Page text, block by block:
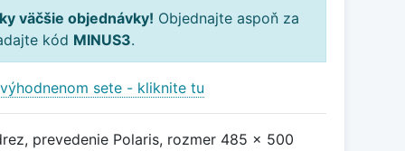
väčšie objednávky! Objednajte aspoň za
kód MINUS3.
sete - kliknite tu
prevedenie Polaris, rozmer 485 x 500